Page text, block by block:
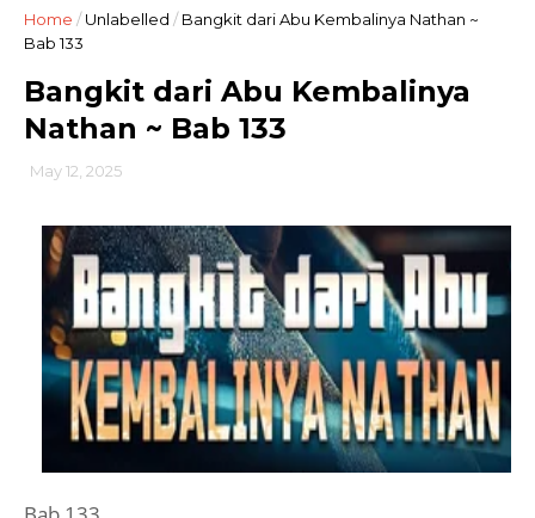
Home /Unlabelled / Bangkit dari Abu Kembalinya Nathan ~
Bab 133
Bangkit dari Abu Kembalinya
Nathan ~ Bab 133
May 12, 2025